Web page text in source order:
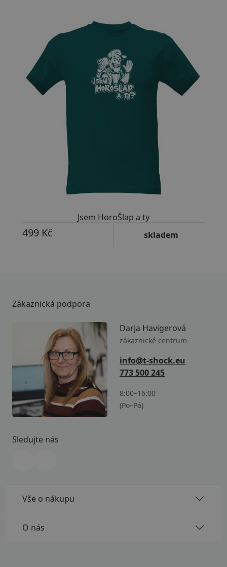
Přizpůsobitelný motiv
Jsem HoroŠlap a ty
499 Kč skladem
Vše o nákupu
O nás
Zákaznická podpora
Darja Havigerová
zákaznické centrum
info@t-shock.eu
773 500 245
8:00–16:00
(Po–Pá)
Sledujte nás